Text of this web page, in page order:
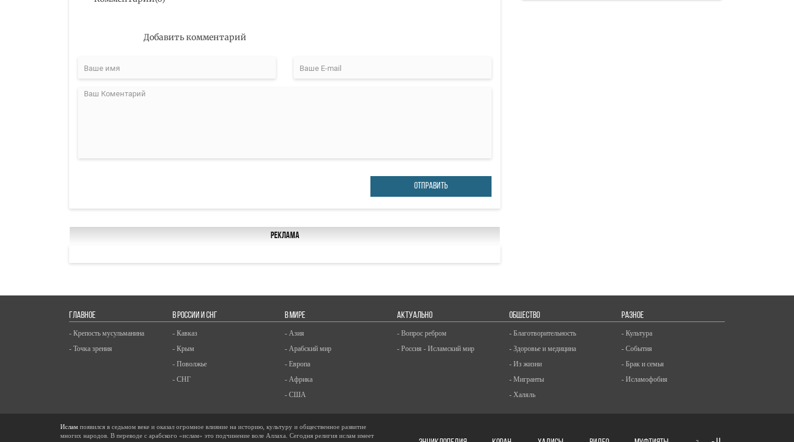
Добавить комментарий
ОТПРАВИТЬ
Реклама
ГЛАВНОЕ
- Крепость мусульманина
- Точка зрения
В РОССИИ И СНГ
- Кавказ
- Крым
- Поволжье
- СНГ
В МИРЕ
- Азия
- Арабский мир
- Европа
- Африка
- США
АКТУАЛЬНО
- Вопрос ребром
- Россия - Исламский мир
ОБЩЕСТВО
- Благотворительность
- Здоровье и медицина
- Из жизни
- Мигранты
- Халяль
РАЗНОЕ
- Культура
- События
- Брак и семья
- Исламофобия
Ислам появился в седьмом веке и оказал огромное влияние на историю, культуру и общественное развитие
многих народов. В переводе с арабского «ислам» это подчинение воле Аллаха. Сегодня религия ислам имеет